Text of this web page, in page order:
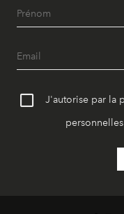
J'autorise par la